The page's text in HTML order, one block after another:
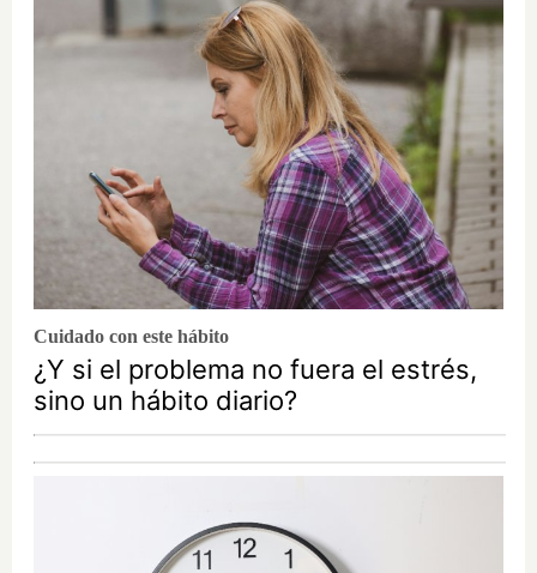
Cuidado con este hábito
¿Y si el problema no fuera el estrés,
sino un hábito diario?